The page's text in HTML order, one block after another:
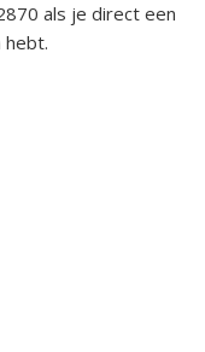
als je direct een
hebt.